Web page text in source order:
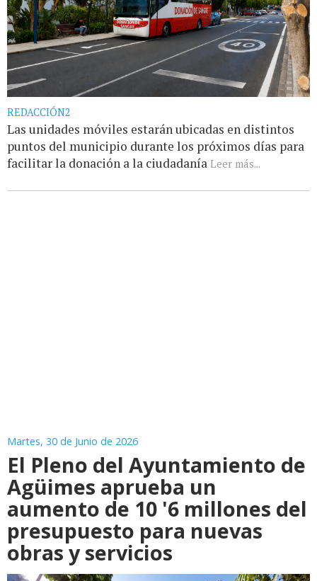
REDACCIÓN2
Las unidades móviles estarán ubicadas en distintos
puntos del municipio durante los próximos días para
facilitar la donación a la ciudadanía Leer más...
Martes, 30 de Junio de 2026
El Pleno del Ayuntamiento de
Agüimes aprueba un
aumento de 10 '6 millones del
presupuesto para nuevas
obras y servicios